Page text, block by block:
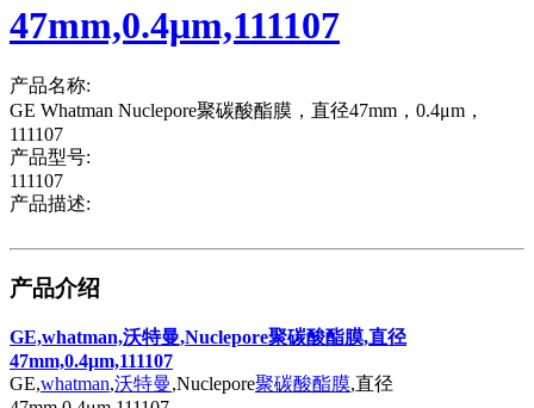
47mm,0.4μm,111107
产品名称:
GE Whatman Nuclepore聚碳酸酯膜，直径47mm，0.4μm，
111107
产品型号:
111107
产品描述:
产品介绍
GE,whatman,沃特曼,Nuclepore聚碳酸酯膜,直径
47mm,0.4μm,111107
GE,whatman,沃特曼,Nuclepore聚碳酸酯膜,直径